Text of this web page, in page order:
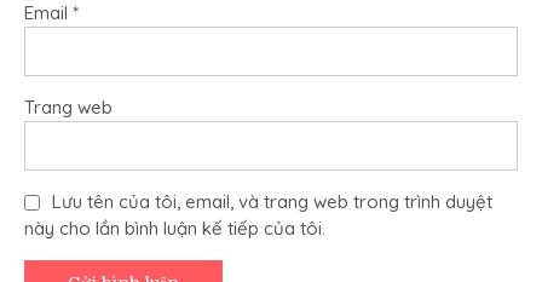
Email *
Trang web
Lưu tên của tôi, email, và trang web trong trình duyệt
này cho lần bình luận kế tiếp của tôi.